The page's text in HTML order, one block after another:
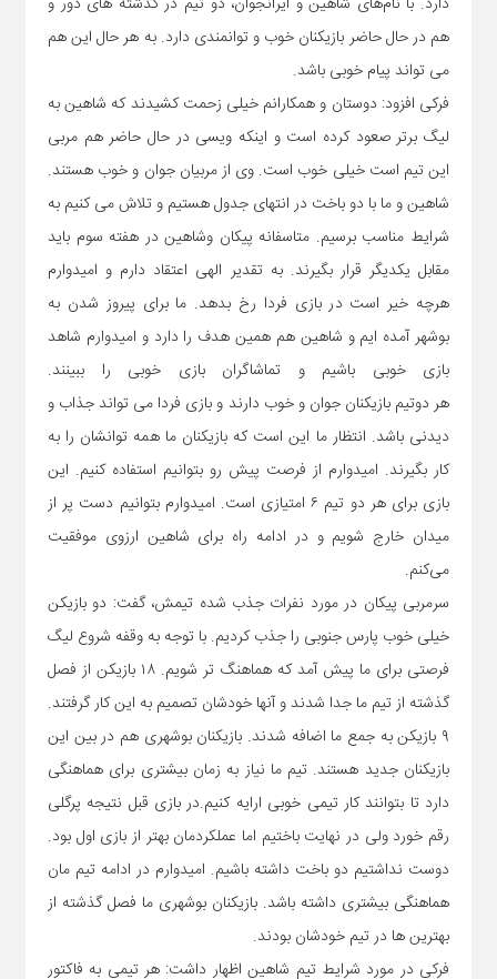
هم در حال حاضر بازیکنان خوب و توانمندی دارد. به هر حال این هم
می تواند پیام خوبی باشد.
فرکی افزود: دوستان و همکارانم خیلی زحمت کشیدند که شاهین به
لیگ برتر صعود کرده است و اینکه ویسی در حال حاضر هم مربی
این تیم است خیلی خوب است. وی از مربیان جوان و خوب هستند.
شاهین و ما با دو باخت در انتهای جدول هستیم و تلاش می کنیم به
شرایط مناسب برسیم. متاسفانه پیکان وشاهیندر هفته سوم باید
مقابل یکدیگر قرار بگیرند. به تقدیر الهی اعتقاد دارم و امیدوارم
هرچه خیر است در بازی فردا رخ بدهد. ما برای پیروز شدن به
بوشهر آمده ایم و شاهین هم همین هدف را دارد و امیدوارم شاهد
بازی خوبی باشیم و تماشاگران بازی خوبی را ببینند.
هر دوتیم بازیکنان جوان و خوب دارند و بازی فردا می تواند جذاب و
دیدنی باشد. انتظار ما این است که بازیکنان ما همه توانشان را به
کار بگیرند. امیدوارم از فرصت پیش رو بتوانیم استفاده کنیم. این
بازی برای هر دو تیم ۶ امتیازی است. امیدوارم بتوانیم دست پر از
میدان خارج شویم و در ادامه راه برای شاهین ارزوی موفقیت
می‌کنم.
سرمربی پیکان در مورد نفرات جذب شده تیمش، گفت: دو بازیکن
خیلی خوب پارس جنوبی را جذب کردیم. با توجه به وقفه شروع لیگ
فرصتی برای ما پیش آمد که هماهنگ تر شویم. ۱۸ بازیکن از فصل
گذشته از تیم ما جدا شدند و آنها خودشان تصمیم به این کار گرفتند.
۹ بازیکن به جمع ما اضافه شدند. بازیکنان بوشهری هم در بین این
بازیکنان جدید هستند. تیم ما نیاز به زمان بیشتری برای هماهنگی
دارد تا بتوانند کار تیمی خوبی ارایه کنیم.در بازی قبل نتیجه پرگلی
رقم خورد ولی در نهایت باختیم اما عملکردمان بهتر از بازی اول بود.
دوست نداشتیم دو باخت داشته باشیم. امیدوارم در ادامه تیم مان
هماهنگی بیشتری داشته باشد. بازیکنان بوشهری ما فصل گذشته از
بهترین ها در تیم خودشان بودند.
فرکی در مورد شرایط تیم شاهین اظهار داشت: هر تیمی به فاکتور